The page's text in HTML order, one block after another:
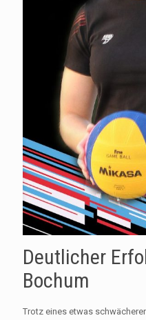
Deutlicher
Bochum
Trotz eines etwas